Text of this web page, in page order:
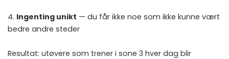
4. Ingenting unikt — du får ikke noe som ikke kunne vært
bedre andre steder
Resultat: utøvere som trener i sone 3 hver dag blir